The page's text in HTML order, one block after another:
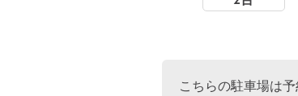
こちらの駐車場は予